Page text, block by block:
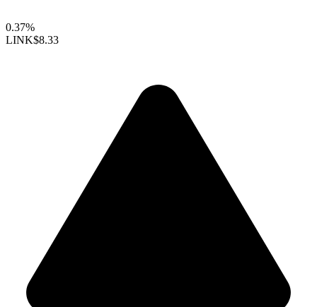
0.37%
LINK$8.33